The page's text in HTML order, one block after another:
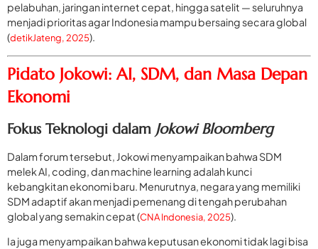
pelabuhan, jaringan internet cepat, hingga satelit — seluruhnya
menjadi prioritas agar Indonesia mampu bersaing secara global
(detikJateng, 2025).
Pidato Jokowi: AI, SDM, dan Masa Depan
Ekonomi
Fokus Teknologi dalam Jokowi Bloomberg
Dalam forum tersebut, Jokowi menyampaikan bahwa SDM
melek AI, coding, dan machine learning adalah kunci
kebangkitan ekonomi baru. Menurutnya, negara yang memiliki
SDM adaptif akan menjadi pemenang di tengah perubahan
global yang semakin cepat (CNA Indonesia, 2025).
Ia juga menyampaikan bahwa keputusan ekonomi tidak lagi bisa